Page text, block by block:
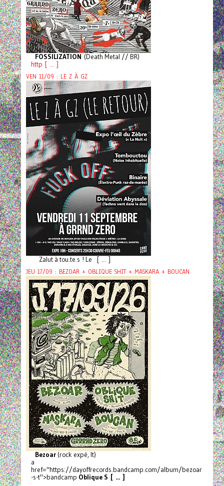
FOSSILIZATION (Death Metal // BR)
http [ ... ]
VEN 11/09 : LE Z À GZ
Zalut à tou.te.s ! Le [ ... ]
JEU 17/09 : BEZOAR + OBLIQUE SHIT + MASKARA + BOUCAN
Bezoar(rock expé, It)
a
href="https://dayoffrecords.bandcamp.com/album/bezoar
-s-t">bandcamp Oblique S [ ... ]